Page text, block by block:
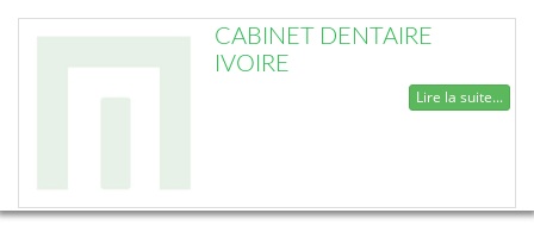
CABINET DENTAIRE
IVOIRE
Lire la suite...